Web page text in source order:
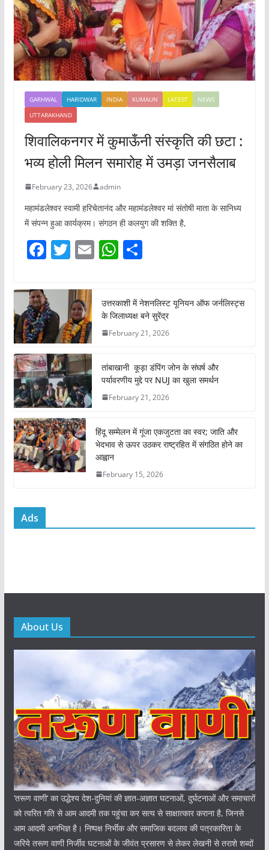
GARHWAL HARIDWAR INDIA KUMAUN LATEST
NEWS
UTTARAKHAND
शिवालिकनगर में कुमाऊँनी संस्कृति की छटा :
भव्य होली मिलन समारोह में उमड़ा जनसैलाब
February 23, 2026 admin
महामंडलेश्वर स्वामी हरिचेतानंद और महामंडलेश्वर मां संतोषी माता के सानिध्य
में संपन्न हुआ कार्यक्रम। संगठन ही कलयुग की शक्ति है,
F
c
e
b
o
o
k
T
itt
er
E W
s
A
p
S
e
उत्तरकाशी में नेशनलिस्ट यूनियन ऑफ जर्नलिस्ट्स
के जिलाध्यक्ष बने सुरेंद्र
February 21, 2026
तांबाखानी कूड़ा डंपिंग जोन के संघर्ष और
पर्यावरणीय मुद्दे पर NUJ का खुला समर्थन
February 21, 2026
हिंदू सम्मेलन में गूंजा एकजुटता का स्वर; जाति और
भेदभाव से ऊपर उठकर राष्ट्रहित में संगठित होने का
आह्वान
February 15, 2026
Ads
About Us
‘तरूण वाणी‘ का उद्धेश्य देश-दुनियां की ज्ञात-अज्ञात घटनाओं, दुर्घटनाओं और समाचारों
को त्वरित गति से आम आदमी तक पहुंचा कर सत्य से साक्षात्कार कराना है, जिनसे
आम आदमी अनभिज्ञ है। निष्पक्ष निर्भीक और समाजिक बदलाव की पत्रकारिता के
जरिये तरूण वाणी निर्जीव घटनाओं के जीवंत प्रसारण से लेकर लेखनी से तराशे शब्दों